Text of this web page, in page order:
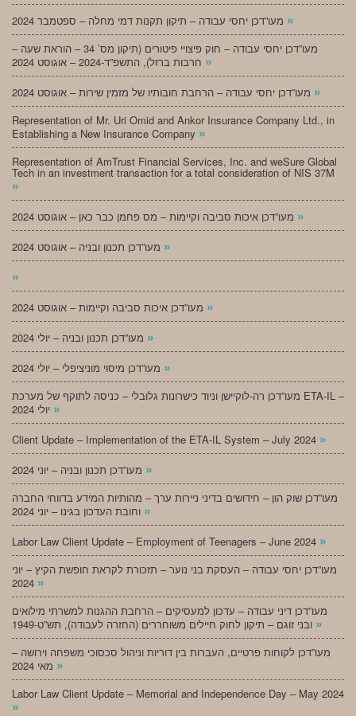
»
מעו”דכן יחסי עבודה – חוק פיצויי פיטורים (תיקון מס’ 34 – הוראת שעה –
»
»
Representation of Mr. Uri Omid and Ankor Insurance Company Ltd., in
Establishing a New Insurance Company »
Representation of AmTrust Financial Services, Inc. and weSure Global
Tech in an investment transaction for a total consideration of NIS 37M
»
»
»
»
»
»
»
מעו”דכן רה-לוקיישן וניוד כישרונות גלובלי – כניסה לתוקף של מערכת ETA-IL –
»
Client Update – Implementation of the ETA-IL System – July 2024 »
»
מעו”דכן שוק הון – חידושים בדיני ניירות ערך – מהותיות המידע בדווחי החברה
»
Labor Law Client Update – Employment of Teenagers – June 2024 »
מעו”דכן יחסי עבודה – העסקת בני נוער – תזכורת לקראת חופשת הקיץ – יוני
»
מעו”דכן דיני עבודה – עדכון למעסיקים – הרחבת ההגנות למשרתי מילואים
»
מעו”דכן לקוחות פרטיים, העברות בין דוריות וניהול סכסוכי משפחה וירושה –
»
Labor Law Client Update – Memorial and Independence Day – May 2024
»